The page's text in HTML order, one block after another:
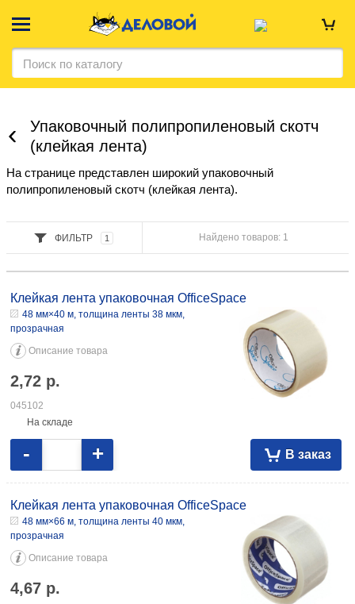
Упаковочный полипропиленовый скотч
(клейкая лента)
На странице представлен широкий упаковочный
полипропиленовый скотч (клейкая лента).
ФИЛЬТР 1 Найдено товаров: 1
38 мкм, прозрачная 2,72 045102 48 мм×66 м, толщина ленты 40 мкм,
прозрачная 4,67 057345 48 мм×100 м, толщина ленты 45 мкм,
коричневая 5,65 109480
Клейкая лента упаковочная OfficeSpace
48 мм×40 м, толщина ленты 38 мкм,
прозрачная
Описание товара
2,72 р.
045102
На складе
В заказ
- +
Клейкая лента упаковочная OfficeSpace
48 мм×66 м, толщина ленты 40 мкм,
прозрачная
Описание товара
4,67 р.